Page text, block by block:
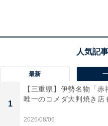
若々しい肌を保つために
■たっぷりの泡で優しく洗
肌の表面に付着した汚れ
最新
1
【三重県】伊勢名物「
唯一のコメダ大判焼き店
2026/08/06